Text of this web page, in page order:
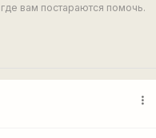
вам постараются помочь.
more_vert